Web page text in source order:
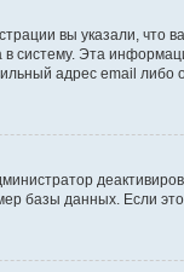
вы указали, что
систему. Эта
адрес email либо
базы данных. Если